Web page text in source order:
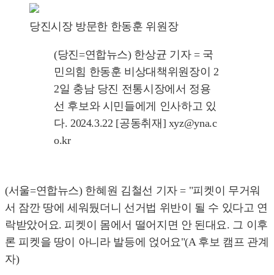
당진시장 방문한 한동훈 위원장
(당진=연합뉴스) 한상균 기자 = 국
민의힘 한동훈 비상대책위원장이 2
2일 충남 당진 전통시장에서 정용
선 후보와 시민들에게 인사하고 있
다. 2024.3.22 [공동취재] xyz@yna.c
o.kr
(서울=연합뉴스) 한혜원 김철선 기자 = "피켓이 무거워
서 잠깐 땅에 세워뒀더니 선거법 위반이 될 수 있다고 연
락받았어요. 피켓이 몸에서 떨어지면 안 된대요. 그 이후
론 피켓을 땅이 아니라 발등에 얹어요"(A 후보 캠프 관계
자)